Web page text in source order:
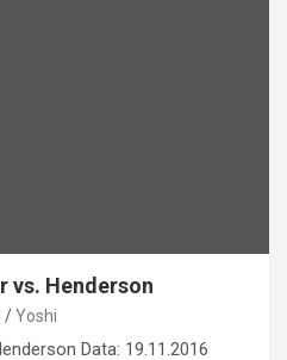
vs. Henderson
Yoshi
Data: 19.11.2016